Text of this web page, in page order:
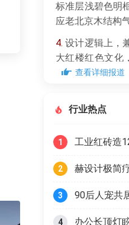
标准层浅碧色明
应老北京木结构
4. 设计逻辑上，
大红楼红色文化
蓄美，实现企业
查看详细报道
行业热点
1
2 赫设计极简
3 90后人宠共
4 办公长顶灯